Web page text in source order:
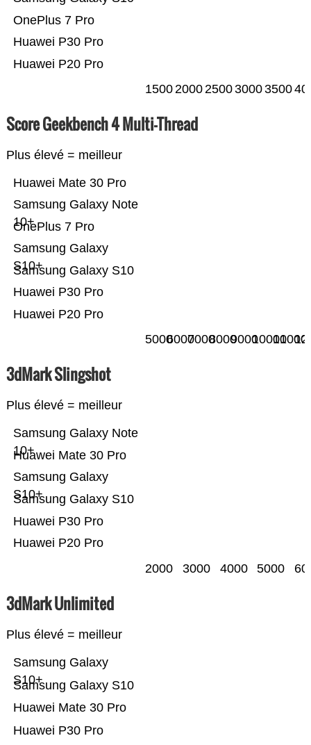
Huawei P20 Pro
Huawei P30 Pro
OnePlus 7 Pro
15002000250030003500
Score Geekbench 4 Multi-Thread
Plus élevé = meilleur
Huawei P20 Pro
Huawei P30 Pro
Samsung Galaxy S10
Samsung Galaxy
S10+
OnePlus 7 Pro
Samsung Galaxy Note
10+
Huawei Mate 30 Pro
500060007000800090001000011000
3dMark Slingshot
Plus élevé = meilleur
Huawei P20 Pro
Huawei P30 Pro
Samsung Galaxy S10
Samsung Galaxy
S10+
Huawei Mate 30 Pro
Samsung Galaxy Note
10+
2000 3000 4000 5000
3dMark Unlimited
Plus élevé = meilleur
Huawei P30 Pro
Huawei Mate 30 Pro
Samsung Galaxy S10
Samsung Galaxy
S10+